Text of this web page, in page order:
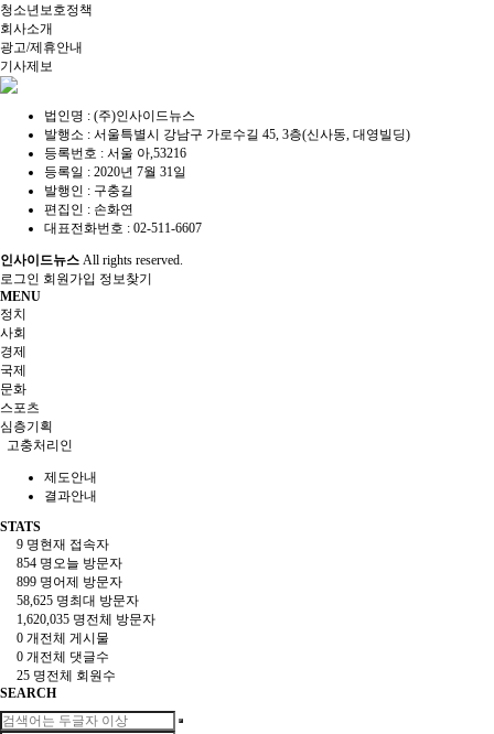
청소년보호정책
회사소개
광고/제휴안내
기사제보
법인명 : (주)인사이드뉴스
발행소 : 서울특별시 강남구 가로수길 45, 3층(신사동, 대영빌딩)
등록번호 : 서울 아,53216
등록일 : 2020년 7월 31일
발행인 : 구충길
편집인 : 손화연
대표전화번호 : 02-511-6607
인사이드뉴스 All rights reserved.
로그인 회원가입 정보찾기
MENU
정치
사회
경제
국제
문화
스포츠
심층기획
고충처리인
제도안내
결과안내
STATS
9 명현재 접속자
854 명 오늘 방문자
899 명어제 방문자
58,625 명최대 방문자
1,620,035 명전체 방문자
0 개전체 게시물
0 개전체 댓글수
25 명전체 회원수
SEARCH